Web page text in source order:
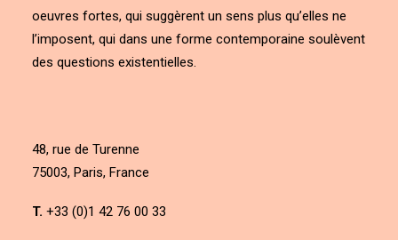
oeuvres fortes, qui suggèrent un sens plus qu’elles ne
l’imposent, qui dans une forme contemporaine soulèvent
des questions existentielles.
48, rue de Turenne
75003, Paris, France
T. +33 (0)1 42 76 00 33